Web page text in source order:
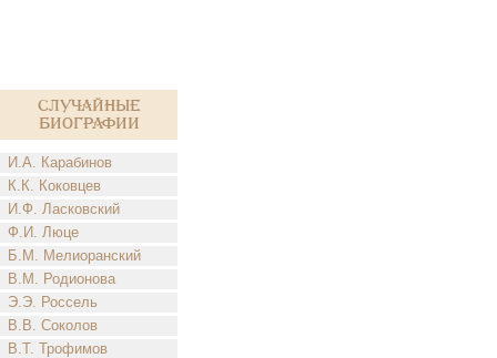
Случайные
биографии
И.А. Карабинов
К.К. Коковцев
И.Ф. Ласковский
Ф.И. Люце
Б.М. Мелиоранский
В.М. Родионова
Э.Э. Россель
В.В. Соколов
В.Т. Трофимов